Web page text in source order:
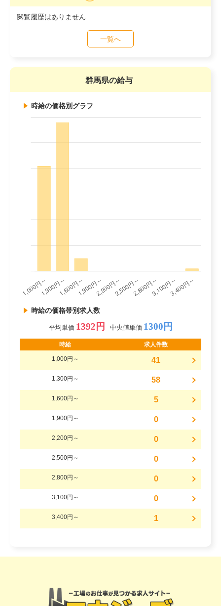
閲覧履歴はありません
一覧へ
群馬県の給与
時給の価格別グラフ
時給の価格帯別求人数
平均単価 1392円 中央値単価 1300円
時給 求人件数
1,000円～ 41
1,300円～ 58
1,600円～ 5
1,900円～ 0
2,200円～ 0
2,500円～ 0
2,800円～ 0
3,100円～ 0
3,400円～ 1